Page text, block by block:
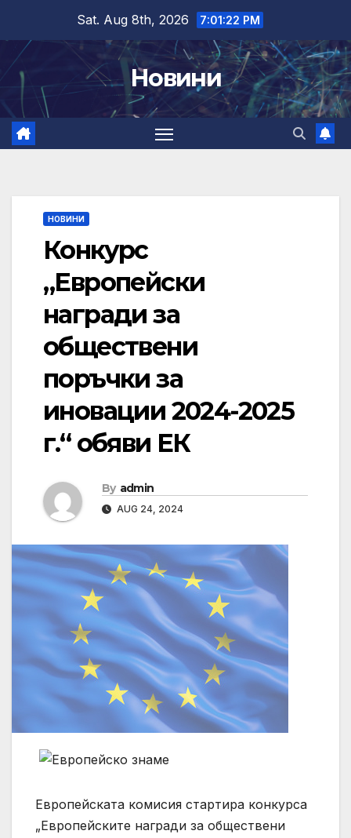
content
Sat. Aug 8th, 2026 7:01:23 PM
Новини
НОВИНИ
Конкурс
„Европейски
награди за
обществени
поръчки за
иновации 2024-2025
г.“ обяви ЕК
By admin
AUG 24, 2024
Европейската комисия стартира конкурса
„Европейските награди за обществени